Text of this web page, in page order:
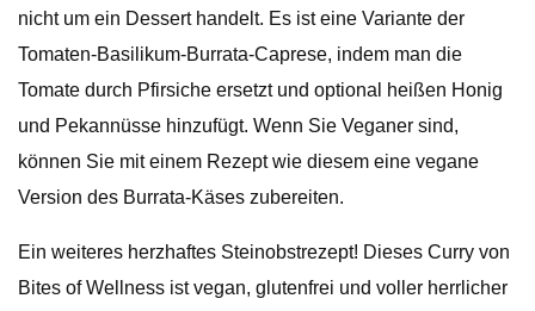
nicht um ein Dessert handelt. Es ist eine Variante der
Tomaten-Basilikum-Burrata-Caprese, indem man die
Tomate durch Pfirsiche ersetzt und optional heißen Honig
und Pekannüsse hinzufügt. Wenn Sie Veganer sind,
können Sie mit einem Rezept wie diesem eine vegane
Version des Burrata-Käses zubereiten.
Ein weiteres herzhaftes Steinobstrezept! Dieses Curry von
Bites of Wellness ist vegan, glutenfrei und voller herrlicher